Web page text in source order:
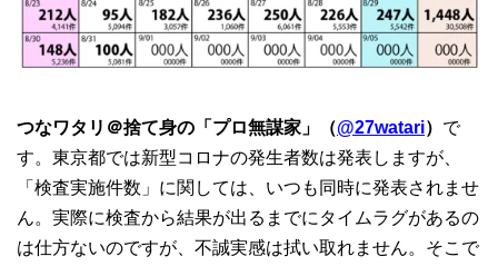
つなワタリ＠捨て身の「プロ無謀家」（@27watari） で
す。東京都では新型コロナの発生者数は発表しますが、
「検査実施件数」に関しては、いつも同時に発表されませ
ん。実際に検査から結果が出るまでにタイムラグがあるの
は仕方ないのですが、不誠実感は拭い取れません。そこで